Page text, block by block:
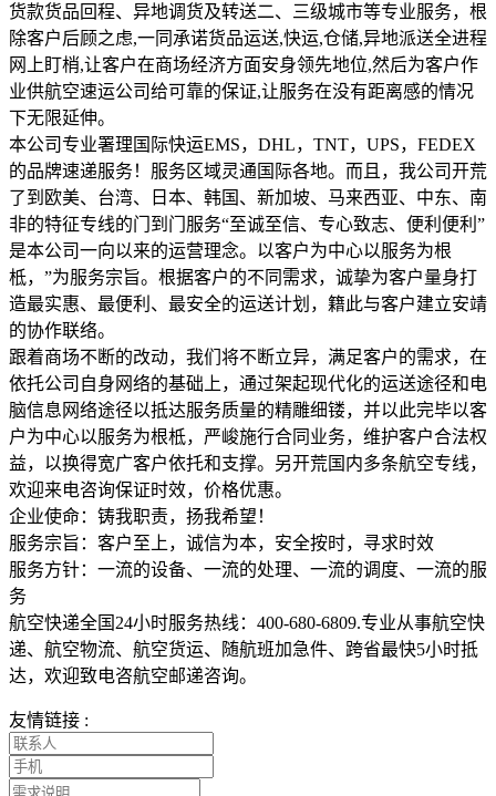
货款货品回程、异地调货及转送二、三级城市等专业服务，根
除客户后顾之虑,一同承诺货品运送,快运,仓储,异地派送全进程
网上盯梢,让客户在商场经济方面安身领先地位,然后为客户作
业供航空速运公司给可靠的保证,让服务在没有距离感的情况
下无限延伸。
本公司专业署理国际快运EMS，DHL，TNT，UPS，FEDEX
的品牌速递服务！服务区域灵通国际各地。而且，我公司开荒
了到欧美、台湾、日本、韩国、新加坡、马来西亚、中东、南
非的特征专线的门到门服务“至诚至信、专心致志、便利便利”
是本公司一向以来的运营理念。以客户为中心以服务为根
柢，”为服务宗旨。根据客户的不同需求，诚挚为客户量身打
造最实惠、最便利、最安全的运送计划，籍此与客户建立安靖
的协作联络。
跟着商场不断的改动，我们将不断立异，满足客户的需求，在
依托公司自身网络的基础上，通过架起现代化的运送途径和电
脑信息网络途径以抵达服务质量的精雕细镂，并以此完毕以客
户为中心以服务为根柢，严峻施行合同业务，维护客户合法权
益，以换得宽广客户依托和支撑。另开荒国内多条航空专线，
欢迎来电咨询保证时效，价格优惠。
企业使命：铸我职责，扬我希望！
服务宗旨：客户至上，诚信为本，安全按时，寻求时效
服务方针：一流的设备、一流的处理、一流的调度、一流的服
务
航空快递全国24小时服务热线：400-680-6809.专业从事航空快
递、航空物流、航空货运、随航班加急件、跨省最快5小时抵
达，欢迎致电咨航空邮递咨询。
友情链接 :